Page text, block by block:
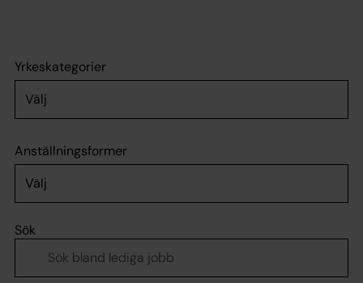
Yrkeskategorier
Välj
Anställningsformer
Välj
Sök